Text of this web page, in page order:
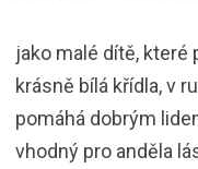
jako malé dítě, které
krásně bílá křídla, v
pomáhá dobrým
vhodný pro anděla